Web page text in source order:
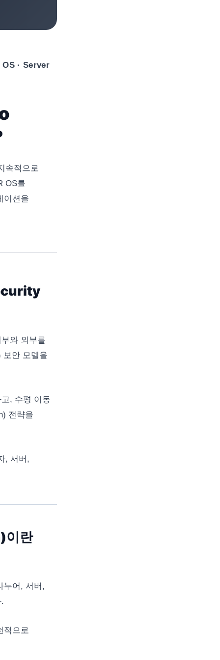
· Server
속적으로
OS를
이션을
와 외부를
보안 모델을
, 수평 이동
전략을
, 서버,
이란
누어, 서버,
적으로